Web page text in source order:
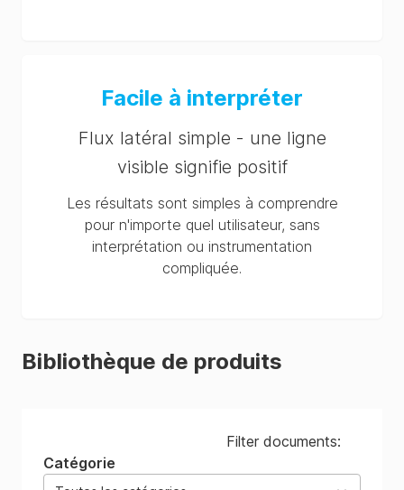
Facile à interpréter
Flux latéral simple - une ligne
visible signifie positif
Les résultats sont simples à comprendre
pour n'importe quel utilisateur, sans
interprétation ou instrumentation
compliquée.
Bibliothèque de produits
Filter documents:
Catégorie